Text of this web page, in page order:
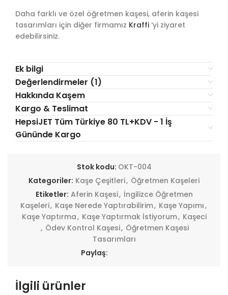
Daha farklı ve özel öğretmen kaşesi, aferin kaşesi
tasarımları için diğer firmamız Kraffi ‘yi ziyaret
edebilirsiniz.
Ek bilgi
Değerlendirmeler (1)
Hakkında Kaşem
Kargo & Teslimat
HepsiJET Tüm Türkiye 80 TL+KDV - 1 İş
Gününde Kargo
Stok kodu: OKT-004
Kategoriler: Kaşe Çeşitleri, Öğretmen Kaşeleri
Etiketler: Aferin Kaşesi, İngilizce Öğretmen
Kaşeleri, Kaşe Nerede Yaptırabilirim, Kaşe Yapımı,
Kaşe Yaptırma, Kaşe Yaptırmak İstiyorum, Kaşeci
, Ödev Kontrol Kaşesi, Öğretmen Kaşesi
Tasarımları
Paylaş:
İlgili ürünler